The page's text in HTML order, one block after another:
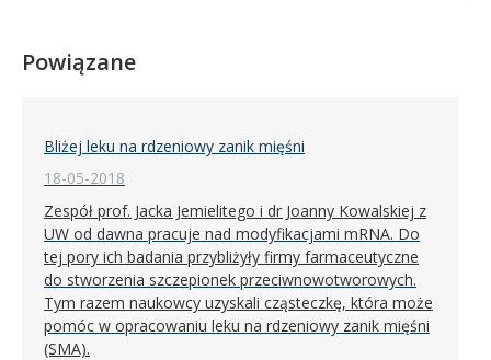
Powiązane
Bliżej leku na rdzeniowy zanik mięśni
18-05-2018
Zespół prof. Jacka Jemielitego i dr Joanny Kowalskiej z
UW od dawna pracuje nad modyfikacjami mRNA. Do
tej pory ich badania przybliżyły firmy farmaceutyczne
do stworzenia szczepionek przeciwnowotworowych.
Tym razem naukowcy uzyskali cząsteczkę, która może
pomóc w opracowaniu leku na rdzeniowy zanik mięśni
(SMA).